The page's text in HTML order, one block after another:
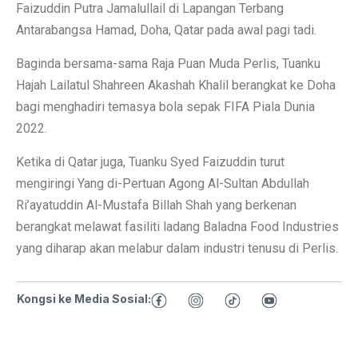
Faizuddin Putra Jamalullail di Lapangan Terbang
Antarabangsa Hamad, Doha, Qatar pada awal pagi tadi.
Baginda bersama-sama Raja Puan Muda Perlis, Tuanku
Hajah Lailatul Shahreen Akashah Khalil berangkat ke Doha
bagi menghadiri temasya bola sepak FIFA Piala Dunia
2022.
Ketika di Qatar juga, Tuanku Syed Faizuddin turut
mengiringi Yang di-Pertuan Agong Al-Sultan Abdullah
Ri’ayatuddin Al-Mustafa Billah Shah yang berkenan
berangkat melawat fasiliti ladang Baladna Food Industries
yang diharap akan melabur dalam industri tenusu di Perlis.
Kongsi ke Media Sosial: